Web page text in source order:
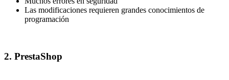
Las modificaciones requieren grandes conocimientos de
programación
2. PrestaShop